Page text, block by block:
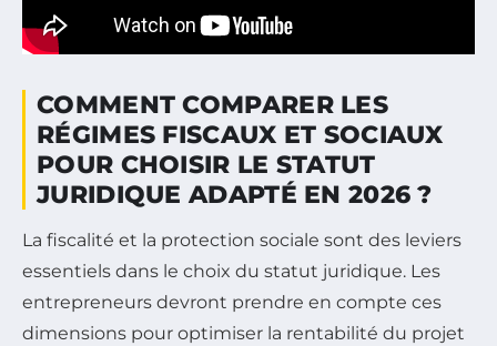
COMMENT COMPARER LES
RÉGIMES FISCAUX ET SOCIAUX
POUR CHOISIR LE STATUT
JURIDIQUE ADAPTÉ EN 2026 ?
La fiscalité et la protection sociale sont des leviers
essentiels dans le choix du statut juridique. Les
entrepreneurs devront prendre en compte ces
dimensions pour optimiser la rentabilité du projet